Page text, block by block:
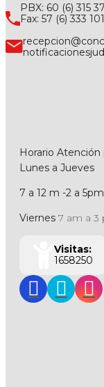
PBX: 60 (6) 315
Fax: 57 (6) 333
Horario Atención
Lunes a Jueves
7 a 12 m -2 a 5pm
Viernes 7 am a 3
Visitas:
1658250